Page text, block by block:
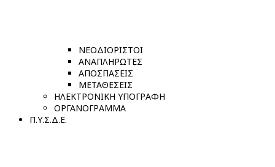
ΝΕΟΔΙΟΡΙΣΤΟΙ
ΑΝΑΠΛΗΡΩΤΕΣ
ΑΠΟΣΠΑΣΕΙΣ
ΜΕΤΑΘΕΣΕΙΣ
ΗΛΕΚΤΡΟΝΙΚΗ ΥΠΟΓΡΑΦΗ
ΟΡΓΑΝΟΓΡΑΜΜΑ
Π.Υ.Σ.Δ.Ε.